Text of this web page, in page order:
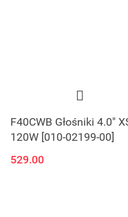
F40CWB Głośniki 4.0"
120W [010-02199-00]
529.00